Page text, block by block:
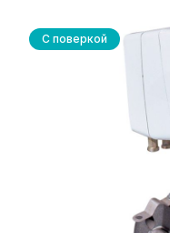
С поверкой